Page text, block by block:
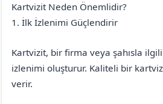
Kartvizit Neden Önemlidir?
1. İlk İzlenimi Güçlendirir
Kartvizit, bir firma veya şahısla
izlenimi oluşturur. Kaliteli bir
verir.